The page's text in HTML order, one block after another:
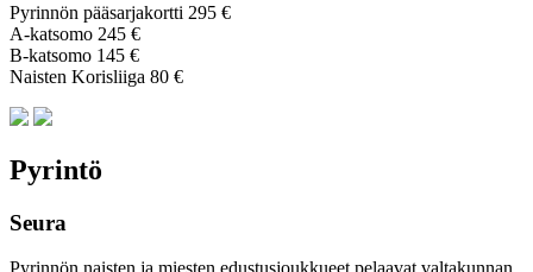
Pyrinnön pääsarjakortti 295 €
A-katsomo 245 €
B-katsomo 145 €
Naisten Korisliiga 80 €
Pyrintö
Seura